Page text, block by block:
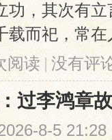
功，其次有
载而祀，常
阅读 | 没有评
过李鸿章
8-5 21:28